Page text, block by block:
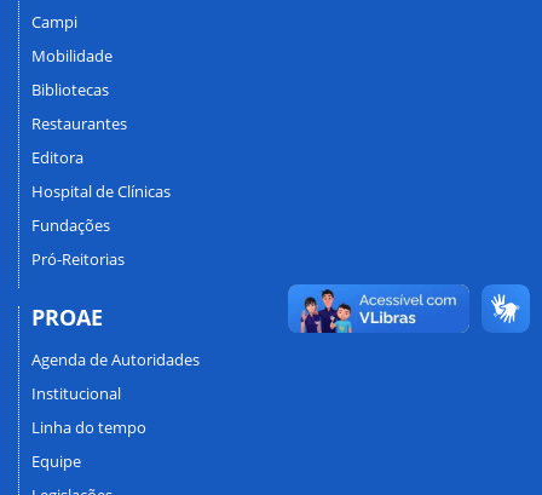
Campi
Mobilidade
Bibliotecas
Restaurantes
Editora
Hospital de Clínicas
Fundações
Pró-Reitorias
PROAE
Agenda de Autoridades
Institucional
Linha do tempo
Equipe